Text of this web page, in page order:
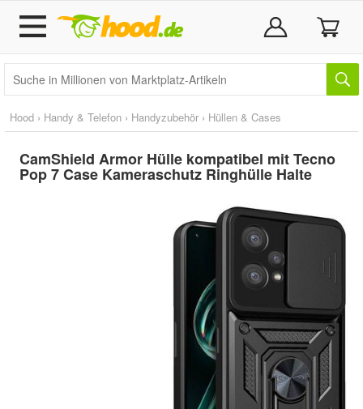
Hood › Handy & Telefon › Handyzubehör › Hüllen & Cases
CamShield Armor Hülle kompatibel mit Tecno
Pop 7 Case Kameraschutz Ringhülle Halte